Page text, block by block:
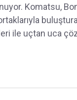
Komatsu,
ile uçtan uca